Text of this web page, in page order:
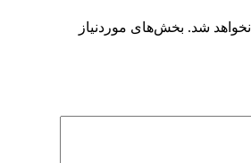
شد. بخش‌های موردنیاز